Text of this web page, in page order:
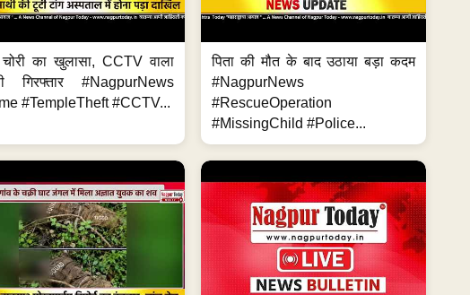
चोरी का खुलासा, CCTV वाला
गिरफ्तार #NagpurNews
#TempleTheft #CCTV...
पिता की मौत के बाद उठाया बड़ा कदम
#NagpurNews
#RescueOperation
#MissingChild #Police...